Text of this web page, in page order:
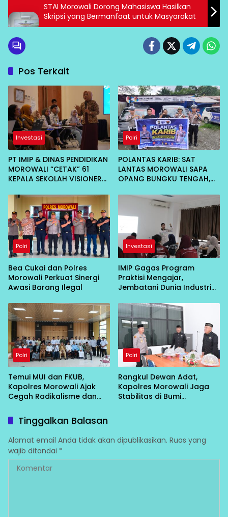
STAI Morowali Dorong Mahasiswa Hasilkan
Skripsi yang Bermanfaat untuk Masyarakat
Pos Terkait
Investasi
PT IMIP & DINAS PENDIDIKAN
MOROWALI “CETAK” 61
KEPALA SEKOLAH VISIONER
DIGITAL
Polri
POLANTAS KARIB: SAT
LANTAS MOROWALI SAPA
OPANG BUNGKU TENGAH,
Polri
Bea Cukai dan Polres
Morowali Perkuat Sinergi
Awasi Barang Ilegal
Investasi
IMIP Gagas Program
Praktisi Mengajar,
Jembatani Dunia Industri
Polri
Temui MUI dan FKUB,
Kapolres Morowali Ajak
Cegah Radikalisme dan
Polri
Rangkul Dewan Adat,
Kapolres Morowali Jaga
Stabilitas di Bumi
Tinggalkan Balasan
Alamat email Anda tidak akan dipublikasikan. Ruas yang
wajib ditandai *